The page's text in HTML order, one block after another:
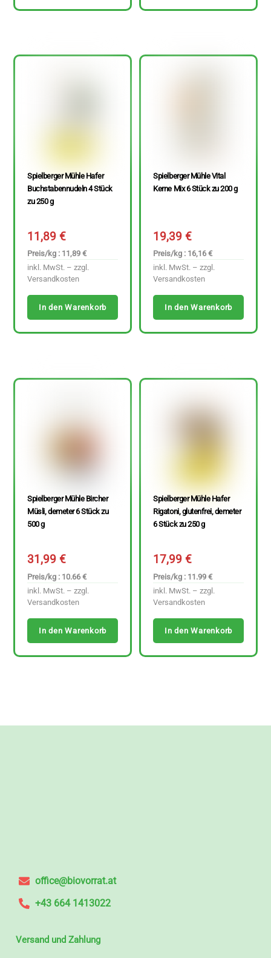
Spielberger Mühle Hafer
Buchstabennudeln 4 Stück
zu 250 g
11,89€
Preis/kg : 11,89 €
inkl. MwSt. – zzgl.
Versandkosten
In den Warenkorb
Spielberger Mühle Vital
Kerne Mix 6 Stück zu 200 g
19,39€
Preis/kg : 16,16 €
inkl. MwSt. – zzgl.
Versandkosten
In den Warenkorb
Spielberger Mühle Bircher
Müsli, demeter 6 Stück zu
500 g
31,99€
Preis/kg : 10.66 €
inkl. MwSt. – zzgl.
Versandkosten
In den Warenkorb
Spielberger Mühle Hafer
Rigatoni, glutenfrei, demeter
6 Stück zu 250 g
17,99€
Preis/kg : 11.99 €
inkl. MwSt. – zzgl.
Versandkosten
In den Warenkorb
office@biovorrat.at
+43 664 1413022
Versand und Zahlung